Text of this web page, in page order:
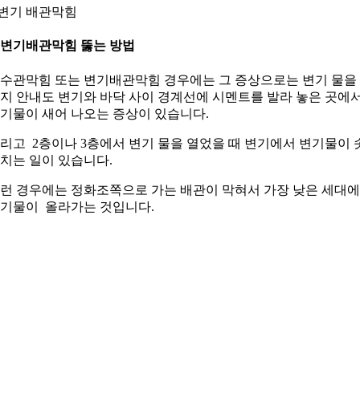
기 배관막힘
기배관막힘 뚫는 방법
관막힘 또는 변기배관막힘 경우에는 그 증상으로는 변기 물을
안내도 변기와 바닥 사이 경계선에 시멘트를 발라 놓은 곳에
물이 새어 나오는 증상이 있습니다.
고 2층이나 3층에서 변기 물을 열었을 때 변기에서 변기물이
는 일이 있습니다.
경우에는 정화조쪽으로 가는 배관이 막혀서 가장 낮은 세대
물이 올라가는 것입니다.